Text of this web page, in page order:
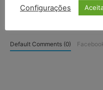
Default Comments (0)
Configurações